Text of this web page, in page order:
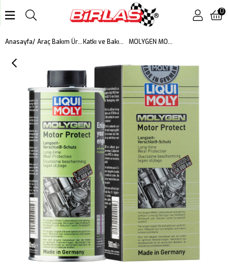
0
Anasayfa Araç Bakım Ürünleri Katkı ve Bakım Ürünleri MOLYGEN MOTOR PROTECT YAĞ KATKISI 500ML